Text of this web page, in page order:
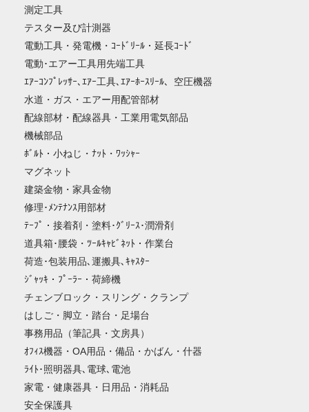
測定工具
テスター及び計測器
電動工具・発電機・ｺｰﾄﾞﾘｰﾙ・延長ｺｰﾄﾞ
電動･エアー工具用先端工具
ｴｱｰｺﾝﾌﾟﾚｯｻｰ､ｴｱｰ工具､ｴｱｰﾎｰｽﾘｰﾙ、空圧機器
水道・ガス・エアー用配管部材
配線部材・配線器具・工業用電気部品
機械部品
ﾎﾞﾙﾄ・小ねじ・ﾅｯﾄ・ﾜｯｼｬｰ
マグネット
建築金物・家具金物
修理･ﾒﾝﾃﾅﾝｽ用部材
ﾃｰﾌﾟ・接着剤・塗料･ｸﾞﾘｰｽ･潤滑剤
道具箱･腰袋・ﾂｰﾙｷｬﾋﾞﾈｯﾄ・作業台
荷造･包装用品､運搬具､ｷｬｽﾀｰ
ｼﾞｬｯｷ・ﾌﾟｰﾗｰ・荷締機
チェンブロック・スリング・クランプ
はしご・脚立・踏台・足場台
事務用品（筆記具・文房具）
ｵﾌｨｽ機器・OA用品・備品・かばん・什器
ﾗｲﾄ･照明器具､電球､電池
家電・健康器具・日用品・消耗品
安全保護具